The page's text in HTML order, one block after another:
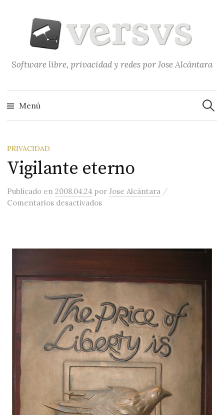
contenido
Software libre, privacidad y redes por Jose Alcántara
Menú
PRIVACIDAD
Vigilante eterno
Publicado en2008.04.24 porJose Alcántara /
Comentarios desactivadosen Vigilante eterno